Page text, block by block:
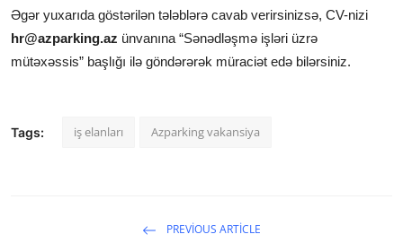
Əgər yuxarıda göstərilən tələblərə cavab verirsinizsə, CV-nizi
hr@azparking.az ünvanına “Sənədləşmə işləri üzrə
mütəxəssis” başlığı ilə göndərərək müraciət edə bilərsiniz.
Tags: iş elanları Azparking vakansiya
PREVIOUS ARTICLE